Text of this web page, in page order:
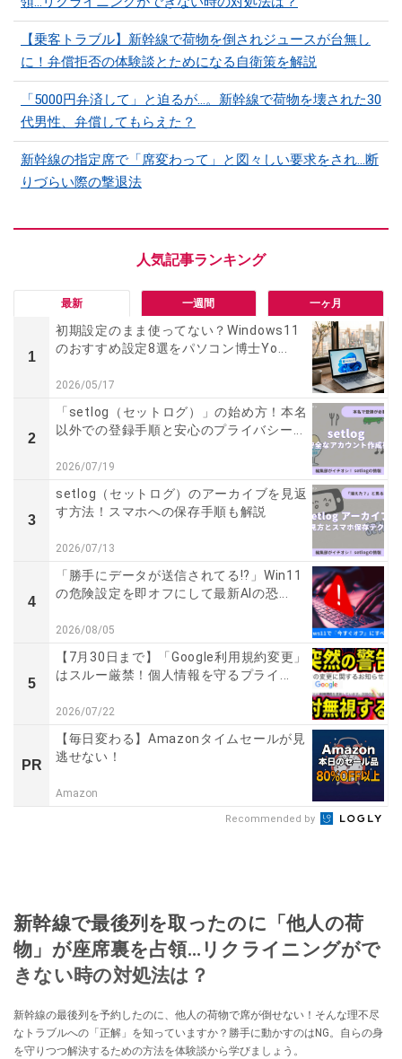
【乗客トラブル】新幹線で荷物を倒されジュースが台無し
に！弁償拒否の体験談とためになる自衛策を解説
「5000円弁済して」と迫るが…。新幹線で荷物を壊された30
代男性、弁償してもらえた？
新幹線の指定席で「席変わって」と図々しい要求をされ…断
りづらい際の撃退法
最新 一週間 一ヶ月
1
初期設定のまま使ってない？Windows11
のおすすめ設定8選をパソコン博士Yo...
2026/05/17
2
「setlog（セットログ）」の始め方！本名
以外での登録手順と安心のプライバシー...
2026/07/19
3
setlog（セットログ）のアーカイブを見返
す方法！スマホへの保存手順も解説
2026/07/13
4
「勝手にデータが送信されてる!?」Win11
の危険設定を即オフにして最新AIの恐...
2026/08/05
5
【7月30日まで】「Google利用規約変更」
はスルー厳禁！個人情報を守るプライ...
2026/07/22
PR
【毎日変わる】Amazonタイムセールが見
逃せない！
Amazon
Recommended by
新幹線で最後列を取ったのに「他人の荷
物」が座席裏を占領…リクライニングがで
きない時の対処法は？
新幹線の最後列を予約したのに、他人の荷物で席が倒せない！そんな理不尽
なトラブルへの「正解」を知っていますか？勝手に動かすのはNG。自らの身
を守りつつ解決するための方法を体験談から学びましょう。